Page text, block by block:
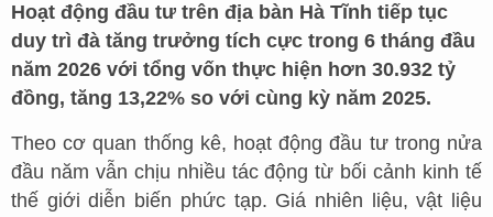
Hoạt động đầu tư trên địa bàn Hà Tĩnh tiếp tục
duy trì đà tăng trưởng tích cực trong 6 tháng đầu
năm 2026 với tổng vốn thực hiện hơn 30.932 tỷ
đồng, tăng 13,22% so với cùng kỳ năm 2025.
Theo cơ quan thống kê, hoạt động đầu tư trong nửa
đầu năm vẫn chịu nhiều tác động từ bối cảnh kinh tế
thế giới diễn biến phức tạp. Giá nhiên liệu, vật liệu